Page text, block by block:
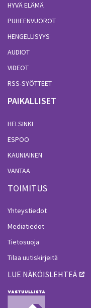
HYVÄ ELÄMÄ
PUHEENVUOROT
HENGELLISYYS
AUDIOT
VIDEOT
RSS-SYÖTTEET
PAIKALLISET
HELSINKI
ESPOO
KAUNIAINEN
VANTAA
TOIMITUS
Yhteystiedot
Mediatiedot
Tietosuoja
Tilaa uutiskirjeitä
LUE NÄKÖISLEHTEÄ